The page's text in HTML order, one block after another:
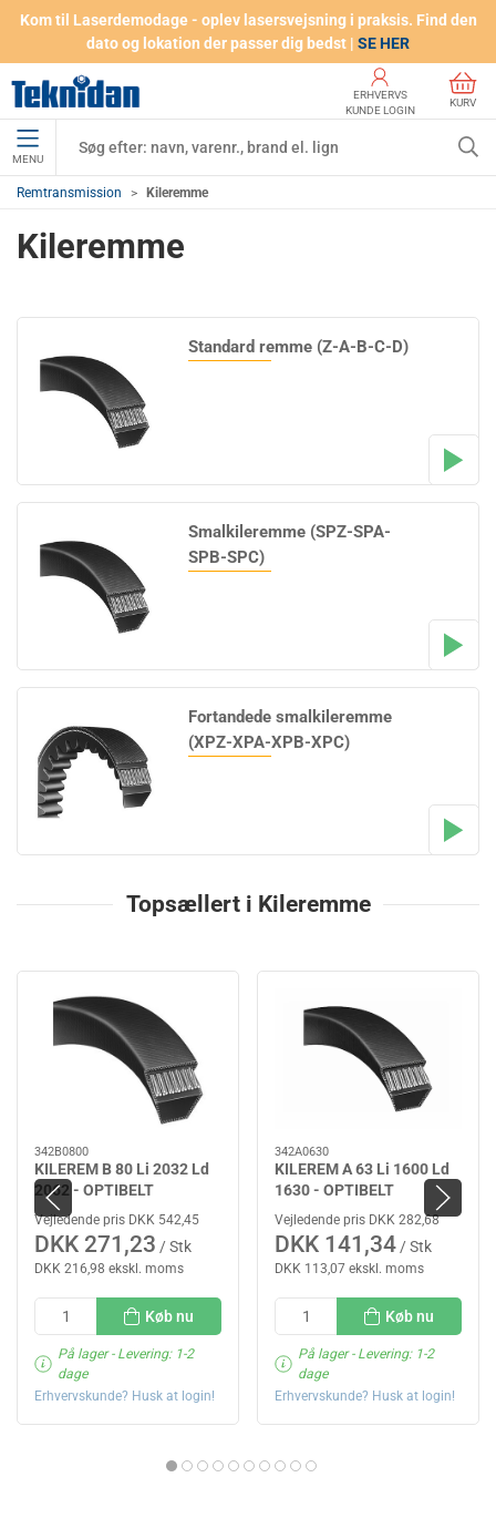
Kom til Laserdemodage - oplev lasersvejsning i praksis. Find den
dato og lokation der passer dig bedst | SE HER
ERHVERVS
KUNDE LOGIN
KURV
MENU
Remtransmission Kileremme
Kileremme
Standard remme (Z-A-B-C-D)
Smalkileremme (SPZ-SPA-
SPB-SPC)
Fortandede smalkileremme
(XPZ-XPA-XPB-XPC)
Topsællert i Kileremme
342B0800
KILEREM B 80 Li 2032 Ld
2062 - OPTIBELT
Vejledende pris DKK 542,45
DKK 271,23 / Stk
DKK 216,98 ekskl. moms
Køb nu
På lager- Levering: 1-2
dage
Erhvervskunde? Husk at login!
342A0630
KILEREM A 63 Li 1600 Ld
1630 - OPTIBELT
Vejledende pris DKK 282,68
DKK 141,34/ Stk
DKK 113,07 ekskl. moms
Køb nu
På lager- Levering: 1-2
dage
Erhvervskunde? Husk at login!